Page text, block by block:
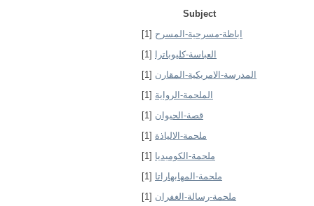
Subject
اباظة-مسرحية-المسرح [1]
العباسة-كليوباترا
[1]
المدرسة-الامريكية-المقارن [1]
الملحمة-الرواية [1]
قصة-الحيوان [1]
ملحمة-الالياذة [1]
ملحمة-الكوميديا [1]
ملحمة-المهابهاراتا [1]
ملحمة-رسالة-الغفران [1]